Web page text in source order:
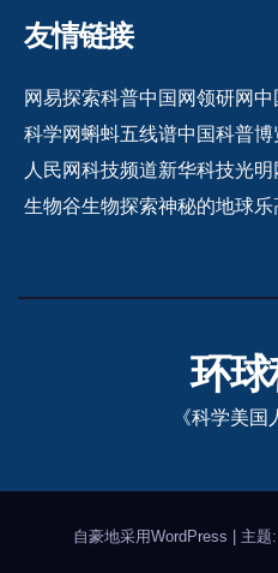
友情链接
网易探索科普中国网领研网中
科学网蝌蚪五线谱中国科普博
人民网科技频道新华科技光明
生物谷生物探索神秘的地球
环
《科学美国
自豪地采用WordPress 主题